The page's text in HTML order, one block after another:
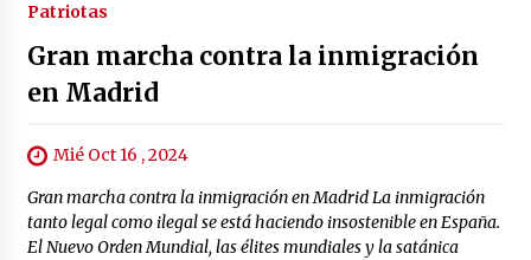
Patriotas
Gran marcha contra la inmigración
en Madrid
Mié Oct 16 , 2024
Gran marcha contra la inmigración en Madrid La inmigración
tanto legal como ilegal se está haciendo insostenible en España.
El Nuevo Orden Mundial, las élites mundiales y la satánica